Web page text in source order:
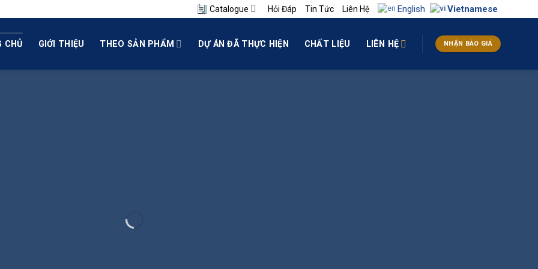
Catalogue Hỏi Đáp Tin Tức Liên Hệ English Vietnamese
CHỦ GIỚI THIỆU THEO SẢN PHẨM DỰ ÁN ĐÃ THỰC HIỆN CHẤT LIỆU LIÊN HỆ NHẬN BÁO GIÁ